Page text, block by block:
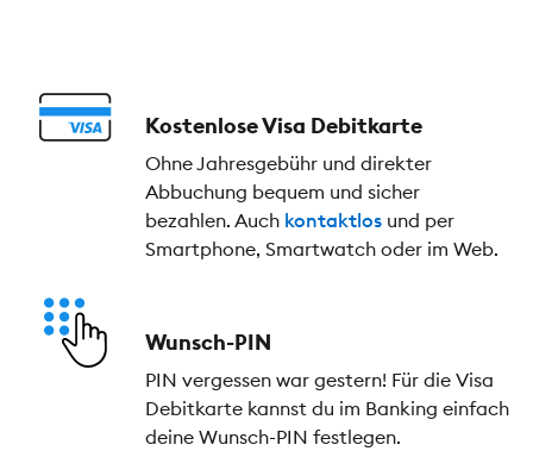
Kostenlose Visa Debitkarte
Ohne Jahresgebühr und direkter
Abbuchung bequem und sicher
bezahlen. Auch kontaktlos und per
Smartphone, Smartwatch oder im Web.
Wunsch-PIN
PIN vergessen war gestern! Für die Visa
Debitkarte kannst du im Banking einfach
deine Wunsch-PIN festlegen.